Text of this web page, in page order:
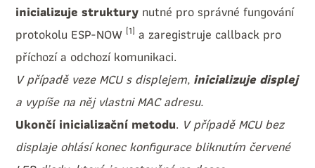
inicializuje struktury nutné pro správné fungování
protokolu ESP-NOW [1] a zaregistruje callback pro
příchozí a odchozí komunikaci.
V případě veze MCU s displejem, inicializuje displej
a vypíše na něj vlastni MAC adresu.
Ukončí inicializační metodu. V případě MCU bez
displaje ohlásí konec konfigurace bliknutím červené